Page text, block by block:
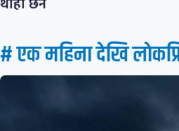
# एक महिना देखि